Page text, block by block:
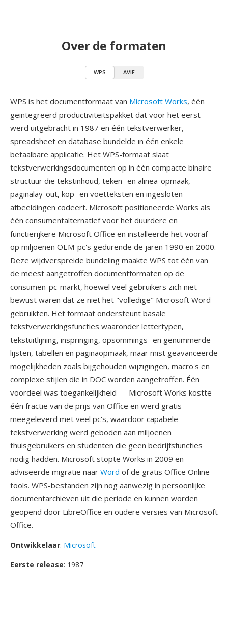
Over de formaten
WPS AVIF
WPS is het documentformaat van Microsoft Works, één
geintegreerd productiviteitspakket dat voor het eerst
werd uitgebracht in 1987 en één tekstverwerker,
spreadsheet en database bundelde in één enkele
betaalbare applicatie. Het WPS-formaat slaat
tekstverwerkingsdocumenten op in één compacte binaire
structuur die tekstinhoud, teken- en alinea-opmaak,
paginalay-out, kop- en voetteksten en ingesloten
afbeeldingen codeert. Microsoft positioneerde Works als
één consumentalternatief voor het duurdere en
functierijkere Microsoft Office en installeerde het vooraf
op miljoenen OEM-pc's gedurende de jaren 1990 en 2000.
Deze wijdverspreide bundeling maakte WPS tot één van
de meest aangetroffen documentformaten op de
consumen-pc-markt, hoewel veel gebruikers zich niet
bewust waren dat ze niet het "volledige" Microsoft Word
gebruikten. Het formaat ondersteunt basale
tekstverwerkingsfuncties waaronder lettertypen,
tekstuitlijning, inspringing, opsommings- en genummerde
lijsten, tabellen en paginaopmaak, maar mist geavanceerde
mogelijkheden zoals bijgehouden wijzigingen, macro's en
complexe stijlen die in DOC worden aangetroffen. Één
voordeel was toegankelijkheid — Microsoft Works kostte
één fractie van de prijs van Office en werd gratis
meegeleverd met veel pc's, waardoor capabele
tekstverwerking werd geboden aan miljoenen
thuisgebruikers en studenten die geen bedrijfsfuncties
nodig hadden. Microsoft stopte Works in 2009 en
adviseerde migratie naar Word of de gratis Office Online-
tools. WPS-bestanden zijn nog aanwezig in persoonlijke
documentarchieven uit die periode en kunnen worden
geopend door LibreOffice en oudere versies van Microsoft
Office.
Ontwikkelaar: Microsoft
Eerste release: 1987